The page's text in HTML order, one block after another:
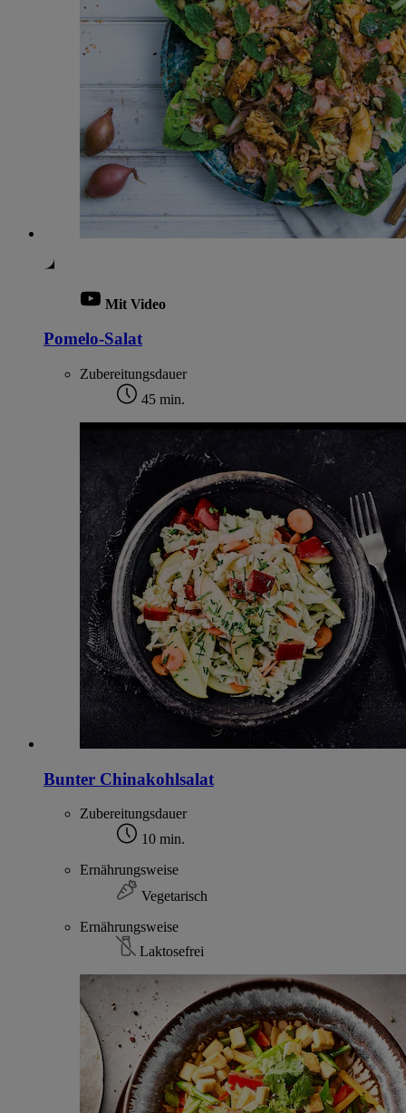
Mit Video
Pomelo-Salat
Zubereitungsdauer
45 min.
Bunter Chinakohlsalat
Zubereitungsdauer
10 min.
Ernährungsweise
Vegetarisch
Ernährungsweise
Laktosefrei